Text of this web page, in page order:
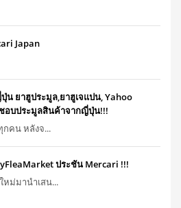
Japan
น ยาฮูประมูล,ยาฮูเจแปน, Yahoo
อบประมูลสินค้าจากญี่ปุ่น!!!
กคน หลังจ...
ประชัน Mercari !!!
หม่มานำเสน...